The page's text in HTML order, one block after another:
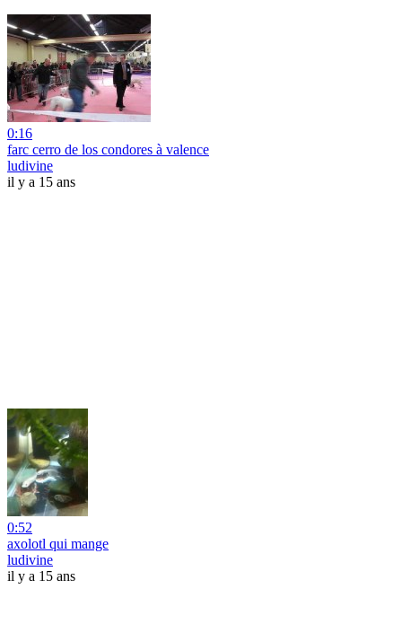
0:16
farc cerro de los condores à valence
ludivine
il y a 15 ans
0:52
axolotl qui mange
ludivine
il y a 15 ans